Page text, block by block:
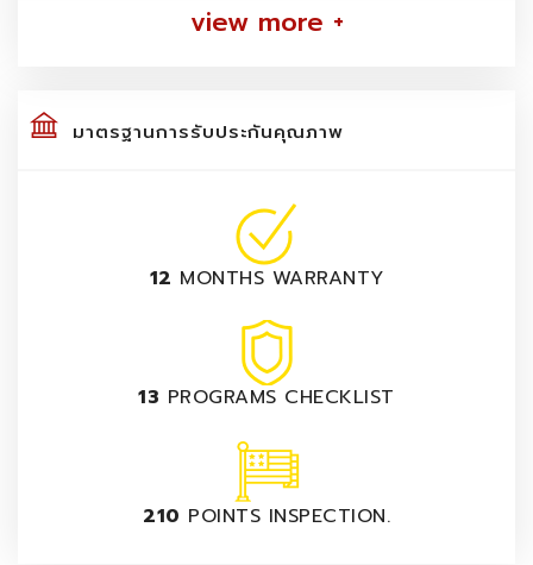
view more +
มาตรฐานการรับประกันคุณภาพ
12 MONTHS WARRANTY
13 PROGRAMS CHECKLIST
210 POINTS INSPECTION.